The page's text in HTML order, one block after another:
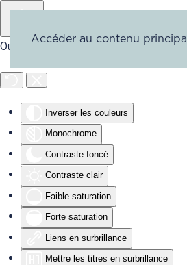
Outils d'accessibilité
Inverser les couleurs
Monochrome
Contraste foncé
Contraste clair
Faible saturation
Forte saturation
Liens en surbrillance
Mettre les titres en surbrillance
Accéder au contenu principal